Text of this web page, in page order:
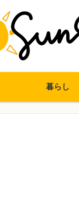
暮らし